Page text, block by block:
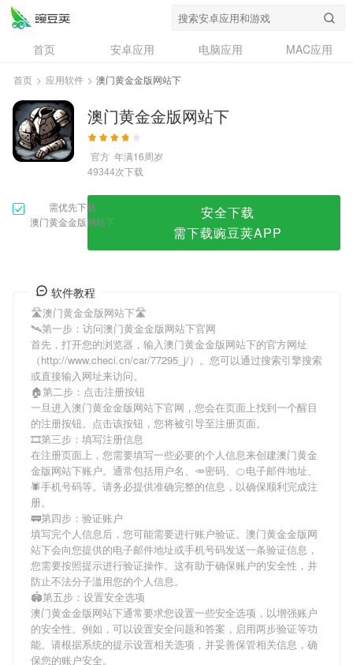
澳门黄金金版网站下
首页 安卓应用 电脑应用
MAC应用
资讯
专题
问答
首页 > 应用软件 > 澳门黄金金版网站下
澳门黄金金版网站下
官方 年满16周岁
49344次下载
需优先下载
澳门黄金金版网站下
安全下载
需下载豌豆荚APP
软件教程
🛣澳门黄金金版网站下🛣
🛰第一步：访问澳门黄金金版网站下官网
首先，打开您的浏览器，输入澳门黄金金版网站下的官方网址
（http://www.checi.cn/car/77295_j/）。您可以通过搜索引擎搜索
或直接输入网址来访问。
🏠第二步：点击注册按钮
一旦进入澳门黄金金版网站下官网，您会在页面上找到一个醒目
的注册按钮。点击该按钮，您将被引导至注册页面。
🎞第三步：填写注册信息
在注册页面上，您需要填写一些必要的个人信息来创建澳门黄金
金版网站下账户。通常包括用户名、🥕密码、🍊电子邮件地址、
🕷手机号码等。请务必提供准确完整的信息，以确保顺利完成注
册。
🚃第四步：验证账户
填写完个人信息后，您可能需要进行账户验证。澳门黄金金版网
站下会向您提供的电子邮件地址或手机号码发送一条验证信息，
您需要按照提示进行验证操作。这有助于确保账户的安全性，并
防止不法分子滥用您的个人信息。
🏟第五步：设置安全选项
澳门黄金金版网站下通常要求您设置一些安全选项，以增强账户
的安全性。例如，可以设置安全问题和答案，启用两步验证等功
能。请根据系统的提示设置相关选项，并妥善保管相关信息，确
保您的账户安全。